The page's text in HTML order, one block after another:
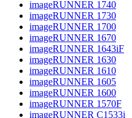
imageRUNNER 1740
imageRUNNER 1730
imageRUNNER 1700
imageRUNNER 1670
imageRUNNER 1643iF
imageRUNNER 1630
imageRUNNER 1610
imageRUNNER 1605
imageRUNNER 1600
imageRUNNER 1570F
imageRUNNER C1533i